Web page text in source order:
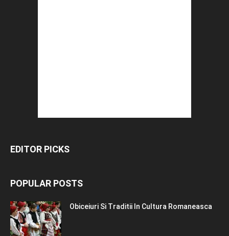
EDITOR PICKS
POPULAR POSTS
Obiceiuri Si Traditii In Cultura Romaneasca